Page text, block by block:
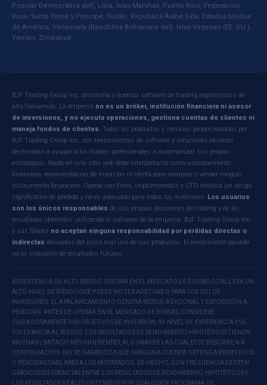
Popular Democrática del), Libia, Islas Marshall, Puerto Rico, Federación
Rusa, Santo Tomé y Príncipe, Sudán, República Árabe Siria, Estados Unidos
de América, Venezuela (República Bolivariana del), Islas Vírgenes (EE. UU.),
Yemen, Zimbabue.
BJF Trading Group Inc. desarrolla y licencia software de trading algorítmico y de
alta frecuencia. La empresa no es un bróker, institución financiera ni asesor
de inversiones, y no ejecuta operaciones, gestiona cuentas de clientes ni
maneja fondos de clientes. Todos los productos y servicios proporcionados por
BJF Trading Group Inc. son herramientas de software y soluciones técnicas
destinadas a ayudar a los traders profesionales a automatizar sus propias
estrategias. Nada en este sitio web debe interpretarse como asesoramiento
financiero, recomendación de inversión ni oferta para comprar o vender ningún
instrumento financiero. Operar con Forex, criptomonedas y CFD implica un riesgo
significativo de pérdida y no es adecuado para todos los inversores. Los usuarios
son los únicos responsables de sus propias decisiones de trading y de los
resultados obtenidos utilizando el software de la empresa. BJF Trading Group Inc.
y sus filiales no aceptan ninguna responsabilidad por pérdidas directas o
indirectas derivadas del uso o mal uso de sus productos. El rendimiento pasado
no es indicativo de resultados futuros.
ADVERTENCIA DE ALTO RIESGO: OPERAR EN EL MERCADO DE DIVISAS CONLLEVA UN
ALTO NIVEL DE RIESGO QUE PUEDE NO SER ADECUADO PARA TODOS LOS
INVERSORES. EL APALANCAMIENTO GENERA RIESGO ADICIONAL Y EXPOSICIÓN A
PÉRDIDAS. ANTES DE OPERAR EN EL MERCADO DE DIVISAS, CONSIDERE
CUIDADOSAMENTE SUS OBJETIVOS DE INVERSIÓN, SU NIVEL DE EXPERIENCIA Y SU
TOLERANCIA AL RIESGO. LOS RESULTADOS DE RENDIMIENTO HIPOTÉTICOS TIENEN
MUCHAS LIMITACIONES INHERENTES, ALGUNAS DE LAS CUALES SE DESCRIBEN A
CONTINUACIÓN. NO SE GARANTIZA QUE NINGUNA CUENTA OBTENGA BENEFICIOS
O PÉRDIDAS SIMILARES A LOS MOSTRADOS. DE HECHO, CON FRECUENCIA EXISTEN
GRANDES DIFERENCIAS ENTRE LOS RESULTADOS DE RENDIMIENTO HIPOTÉTICOS Y
LOS RESULTADOS REALES OBTENIDOS POR CUALQUIER PROGRAMA DE